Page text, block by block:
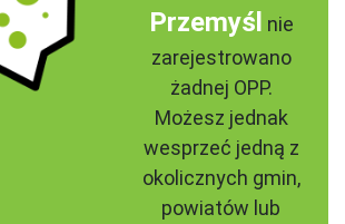
Przemyśl nie
zarejestrowano
żadnej OPP.
Możesz jednak
wesprzeć jedną z
okolicznych gmin,
powiatów lub